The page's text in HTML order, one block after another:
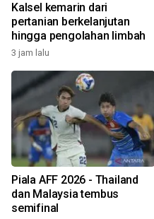
Kalsel kemarin dari
pertanian berkelanjutan
hingga pengolahan limbah
3 jam lalu
Piala AFF 2026 - Thailand
dan Malaysia tembus
semifinal